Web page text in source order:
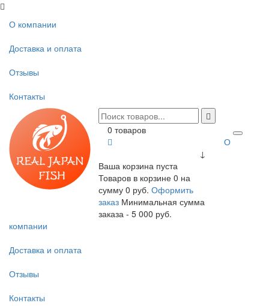
О компании
Доставка и оплата
Отзывы
Контакты
0 товаров
↓
Ваша корзина пуста
Товаров в корзине0 на
сумму0 руб. Оформить
заказ Минимальная сумма
заказа - 5 000 руб.
О
компании
Доставка и оплата
Отзывы
Контакты